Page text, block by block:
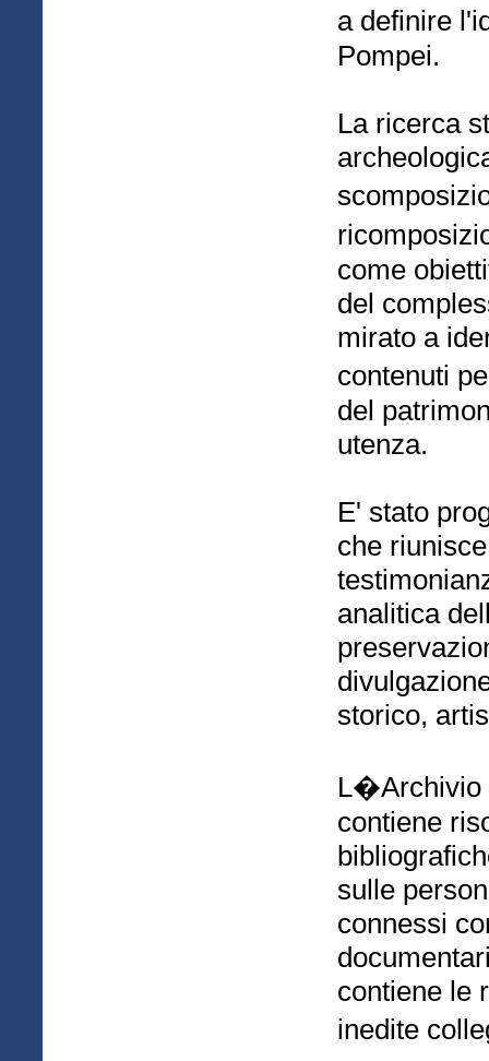
a definire
Pompei.
La ricerca
come
del
mirato a
contenuti
del
utenza.
E' stato
che
analitica
storico,
L�Archivio
contiene
sulle
connessi
contiene le
inedite